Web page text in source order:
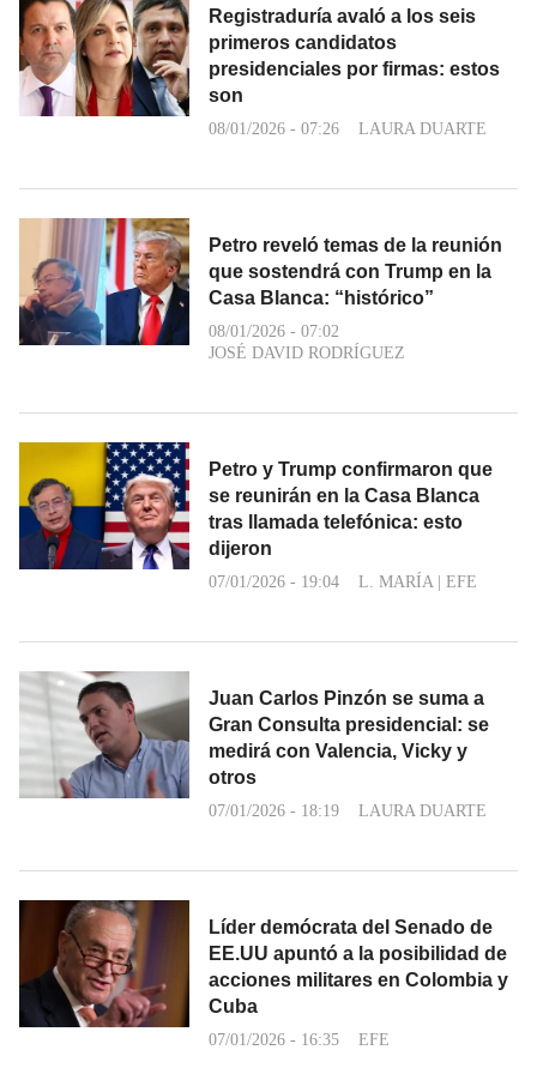
Registraduría avaló a los seis
primeros candidatos
presidenciales por firmas: estos
son
08/01/2026 - 07:26 LAURA DUARTE
Petro reveló temas de la reunión
que sostendrá con Trump en la
Casa Blanca: “histórico”
08/01/2026 - 07:02
JOSÉ DAVID RODRÍGUEZ
Petro y Trump confirmaron que
se reunirán en la Casa Blanca
tras llamada telefónica: esto
dijeron
07/01/2026 - 19:04 L. MARÍA | EFE
Juan Carlos Pinzón se suma a
Gran Consulta presidencial: se
medirá con Valencia, Vicky y
otros
07/01/2026 - 18:19 LAURA DUARTE
Líder demócrata del Senado de
EE.UU apuntó a la posibilidad de
acciones militares en Colombia y
Cuba
07/01/2026 - 16:35 EFE